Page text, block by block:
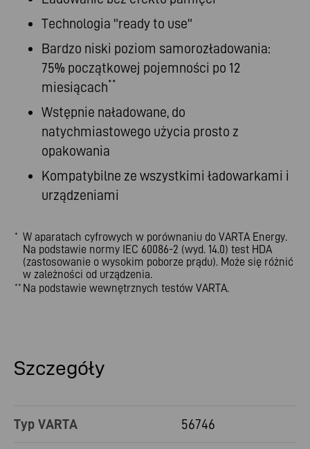
Technologia "ready to use"
Bardzo niski poziom samorozładowania:
75% początkowej pojemności po 12
miesiącach**
Wstępnie naładowane, do
natychmiastowego użycia prosto z
opakowania
Kompatybilne ze wszystkimi ładowarkami i
urządzeniami
*
W aparatach cyfrowych w porównaniu do VARTA Energy.
Na podstawie normy IEC 60086-2 (wyd. 14.0) test HDA
(zastosowanie o wysokim poborze prądu). Może się różnić
w zależności od urządzenia.
** Na podstawie wewnętrznych testów VARTA.
Szczegóły
Typ VARTA 56746